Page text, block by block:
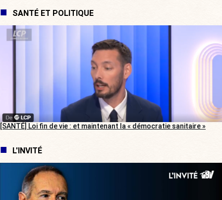
SANTÉ ET POLITIQUE
[SANTÉ] Loi fin de vie : et maintenant la « démocratie sanitaire »
L'INVITÉ